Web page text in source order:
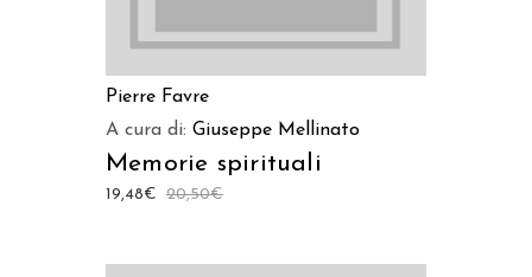
Pierre Favre
A cura di: Giuseppe Mellinato
Memorie spirituali
20,50€
19,48€